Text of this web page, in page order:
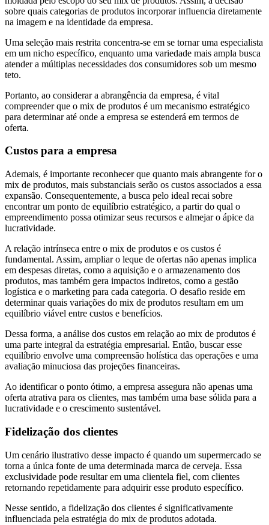
sobre quais categorias de produtos incorporar influencia diretamente
na imagem e na identidade da empresa.
Uma seleção mais restrita concentra-se em se tornar uma especialista
em um nicho específico, enquanto uma variedade mais ampla busca
atender a múltiplas necessidades dos consumidores sob um mesmo
teto.
Portanto, ao considerar a abrangência da empresa, é vital
compreender que o mix de produtos é um mecanismo estratégico
para determinar até onde a empresa se estenderá em termos de
oferta.
Custos para a empresa
Ademais, é importante reconhecer que quanto mais abrangente for o
mix de produtos, mais substanciais serão os custos associados a essa
expansão. Consequentemente, a busca pelo ideal recai sobre
encontrar um ponto de equilíbrio estratégico, a partir do qual o
empreendimento possa otimizar seus recursos e almejar o ápice da
lucratividade.
A relação intrínseca entre o mix de produtos e os custos é
fundamental. Assim, ampliar o leque de ofertas não apenas implica
em despesas diretas, como a aquisição e o armazenamento dos
produtos, mas também gera impactos indiretos, como a gestão
logística e o marketing para cada categoria. O desafio reside em
determinar quais variações do mix de produtos resultam em um
equilíbrio viável entre custos e benefícios.
Dessa forma, a análise dos custos em relação ao mix de produtos é
uma parte integral da estratégia empresarial. Então, buscar esse
equilíbrio envolve uma compreensão holística das operações e uma
avaliação minuciosa das projeções financeiras.
Ao identificar o ponto ótimo, a empresa assegura não apenas uma
oferta atrativa para os clientes, mas também uma base sólida para a
lucratividade e o crescimento sustentável.
Fidelização dos clientes
Um cenário ilustrativo desse impacto é quando um supermercado se
torna a única fonte de uma determinada marca de cerveja. Essa
exclusividade pode resultar em uma clientela fiel, com clientes
retornando repetidamente para adquirir esse produto específico.
Nesse sentido, a fidelização dos clientes é significativamente
influenciada pela estratégia do mix de produtos adotada.